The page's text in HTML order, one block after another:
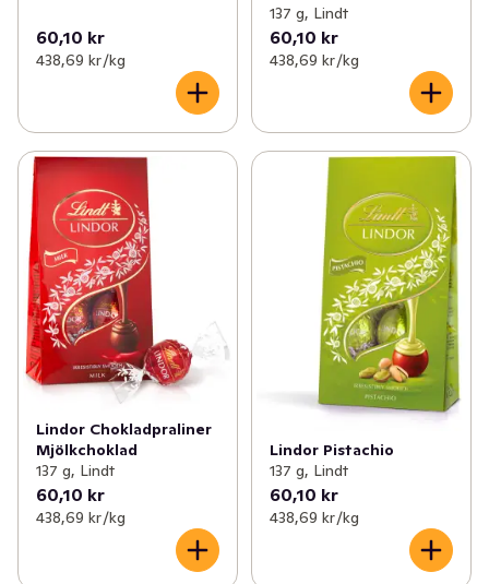
60,10 kr
438,69 kr /kg
137 g, Lindt
60,10 kr
438,69 kr /kg
Lindor Chokladpraliner
Mjölkchoklad
137 g, Lindt
60,10 kr
438,69 kr /kg
Lindor Pistachio
137 g, Lindt
60,10 kr
438,69 kr /kg